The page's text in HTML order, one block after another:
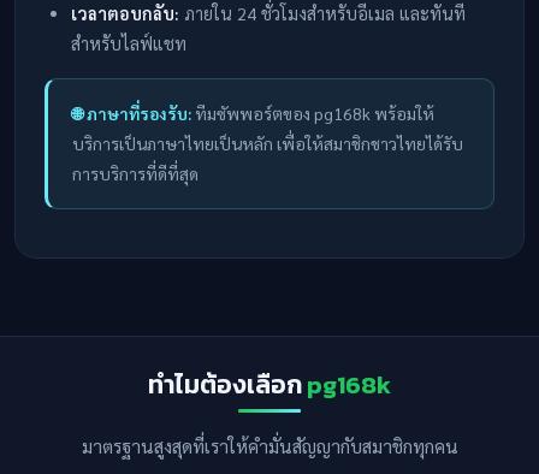
เวลาตอบกลับ: ภายใน 24 ชั่วโมงสำหรับอีเมล และทันที
สำหรับไลฟ์แชท
🌐 ภาษาที่รองรับ: ทีมซัพพอร์ตของ pg168k พร้อมให้
บริการเป็นภาษาไทยเป็นหลัก เพื่อให้สมาชิกชาวไทยได้รับ
การบริการที่ดีที่สุด
ทำไมต้องเลือกpg168k
มาตรฐานสูงสุดที่เราให้คำมั่นสัญญากับสมาชิกทุกคน